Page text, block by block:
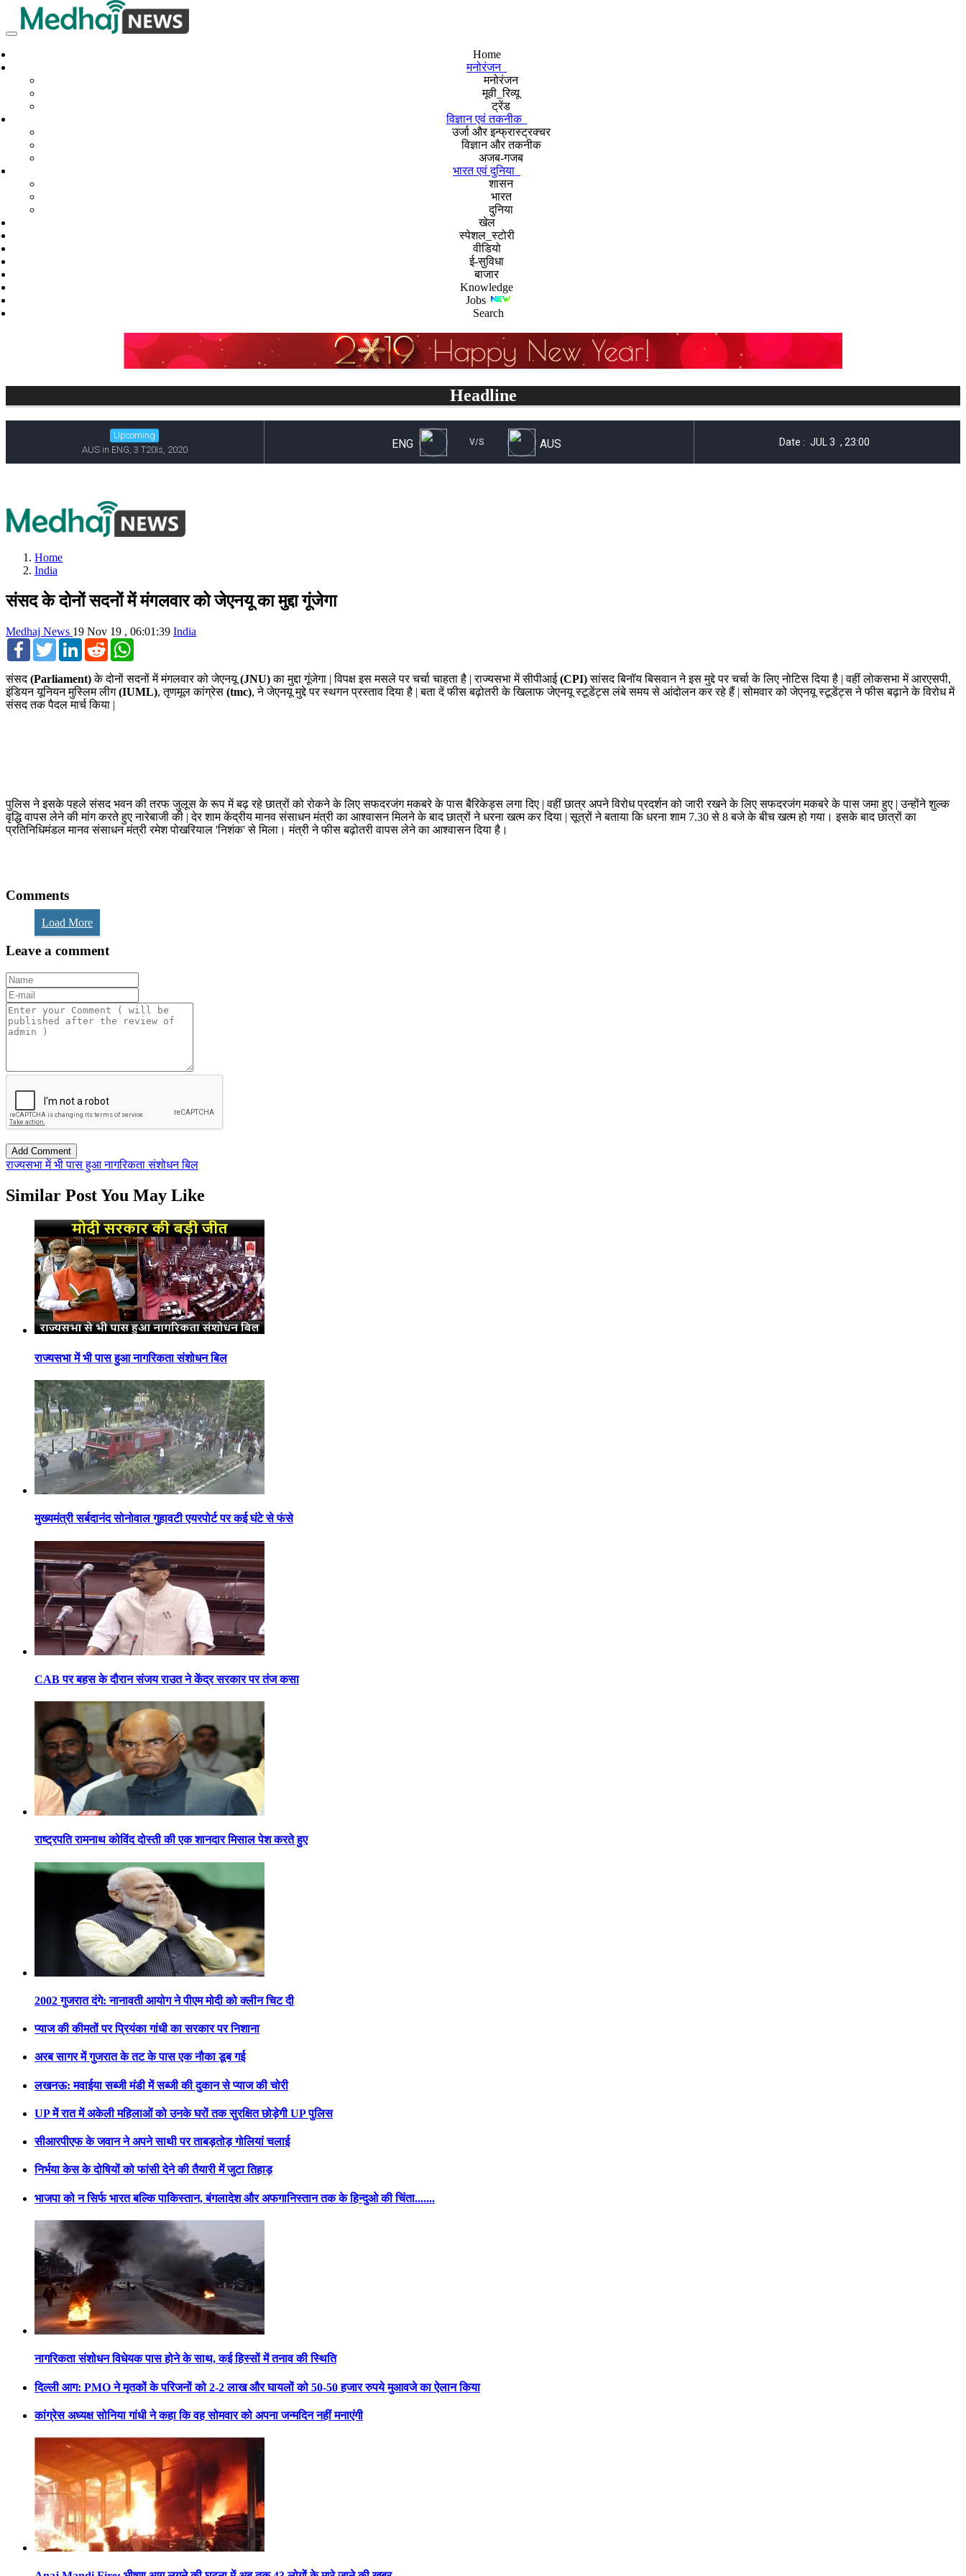
Home
मनोरंजन
मनोरंजन
मूवी_रिव्यू
ट्रेंड
विज्ञान एवं तकनीक
उर्जा और इन्फ्रास्ट्रक्चर
विज्ञान और तकनीक
अजब-गजब
भारत एवं दुनिया
शासन
भारत
दुनिया
खेल
स्पेशल_स्टोरी
वीडियो
ई-सुविधा
बाजार
Knowledge
Jobs
Search
Headline
Home
India
संसद के दोनों सदनों में मंगलवार को जेएनयू का मुद्दा गूंजेगा
Medhaj News 19 Nov 19 , 06:01:39 India
FacebookTwitterLinkedInReddit
संसद(Parliament)के दोनों सदनों में मंगलवार को जेएनयू (JNU)का मुद्दा गूंजेगा | विपक्ष इस मसले पर चर्चा चाहता है | राज्यसभा में सीपीआई(CPI)सांसद बिनॉय बिसवान ने इस मुद्दे पर चर्चा के लिए नोटिस दिया है | वहीं लोकसभा में आरएसपी,
इंडियन यूनियन मुस्लिम लीग(IUML), तृणमूल कांग्रेस (tmc), ने जेएनयू मुद्दे पर स्थगन प्रस्ताव दिया है | बता दें फीस बढ़ोतरी के खिलाफ जेएनयू स्टूडेंट्स लंबे समय से आंदोलन कर रहे हैं | सोमवार को जेएनयू स्टूडेंट्स ने फीस बढ़ाने के विरोध में
संसद तक पैदल मार्च किया |
पुलिस ने इसके पहले संसद भवन की तरफ जुलूस के रूप में बढ़ रहे छात्रों को रोकने के लिए सफदरजंग मकबरे के पास बैरिकेड्स लगा दिए | वहीं छात्र अपने विरोध प्रदर्शन को जारी रखने के लिए सफदरजंग मकबरे के पास जमा हुए | उन्होंने शुल्क
वृद्धि वापस लेने की मांग करते हुए नारेबाजी की | देर शाम केंद्रीय मानव संसाधन मंत्री का आश्वासन मिलने के बाद छात्रों ने धरना खत्म कर दिया | सूत्रों ने बताया कि धरना शाम 7.30 से 8 बजे के बीच खत्म हो गया। इसके बाद छात्रों का
प्रतिनिधिमंडल मानव संसाधन मंत्री रमेश पोखरियाल 'निशंक' से मिला। मंत्री ने फीस बढ़ोतरी वापस लेने का आश्वासन दिया है।
Comments
Load More
Leave a comment
राज्यसभा में भी पास हुआ नागरिकता संशोधन बिल
Similar Post You May Like
राज्यसभा में भी पास हुआ नागरिकता संशोधन बिल
मुख्यमंत्री सर्बदानंद सोनोवाल गुहावटी एयरपोर्ट पर कई घंटे से फंसे
CAB पर बहस के दौरान संजय राउत ने केंद्र सरकार पर तंज कसा
राष्ट्रपति रामनाथ कोविंद दोस्ती की एक शानदार मिसाल पेश करते हुए
2002 गुजरात दंगे: नानावती आयोग ने पीएम मोदी को क्लीन चिट दी
प्याज की कीमतों पर प्रियंका गांधी का सरकार पर निशाना
अरब सागर में गुजरात के तट के पास एक नौका डूब गई
लखनऊ: मवाईया सब्जी मंडी में सब्जी की दुकान से प्याज की चोरी
UP में रात में अकेली महिलाओं को उनके घरों तक सुरक्षित छोड़ेगी UP पुलिस
सीआरपीएफ के जवान ने अपने साथी पर ताबड़तोड़ गोलियां चलाई
निर्भया केस के दोषियों को फांसी देने की तैयारी में जुटा तिहाड़
भाजपा को न सिर्फ भारत बल्कि पाकिस्तान, बंगलादेश और अफगानिस्तान तक के हिन्दुओ की चिंता.......
नागरिकता संशोधन विधेयक पास होने के साथ, कई हिस्सों में तनाव की स्थिति
दिल्ली आग: PMO ने मृतकों के परिजनों को 2-2 लाख और घायलों को 50-50 हजार रुपये मुआवजे का ऐलान किया
कांग्रेस अध्यक्ष सोनिया गांधी ने कहा कि वह सोमवार को अपना जन्मदिन नहीं मनाएंगी